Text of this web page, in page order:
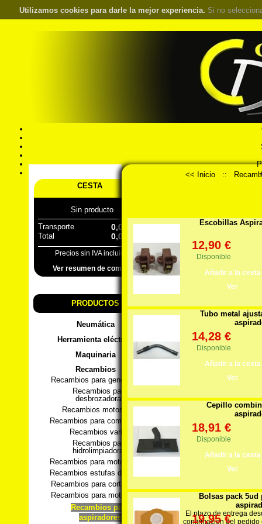
Utilizamos cookies para darle la mejor experiencia. Si no
CESTA
Sin producto
Transporte
0,00 €
Total 0,00 €
Precios sin IVA incluido
Ver resumen de compra
PRODUCTOS
Neumática
Herramienta eléctrica
Maquinaria
Recambios
Recambios para generadores
Recambios para
desbrozadoras
Recambios motosierra
Recambios para compresores
Recambios varios
Recambios para
hidrolimpiadoras
Recambios para motobombas
Recambios estufas de pellets
Recambios para cortacesped
Recambios para motoazadas
Recambios para
aspiradores
<< Inicio ::
Escobillas
12,90 €
Disponible
Añadir a la cesta
Ver
Tubo metal
14,28 €
Disponible
Añadir a la cesta
Ver
Cepillo
18,91 €
Disponible
Añadir a la cesta
Ver
Bolsas pack 5ud
El plazo de entrega
confirmacion del pedido
19,95 €